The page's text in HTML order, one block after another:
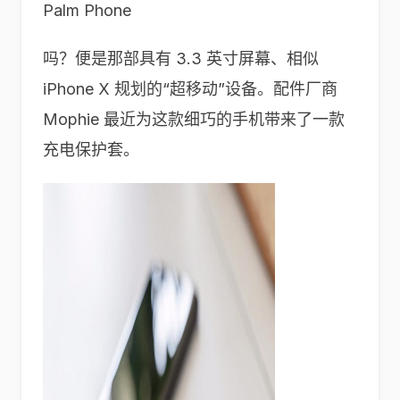
Palm Phone
吗？便是那部具有 3.3 英寸屏幕、相似
iPhone X 规划的“超移动”设备。配件厂商
Mophie 最近为这款细巧的手机带来了一款
充电保护套。